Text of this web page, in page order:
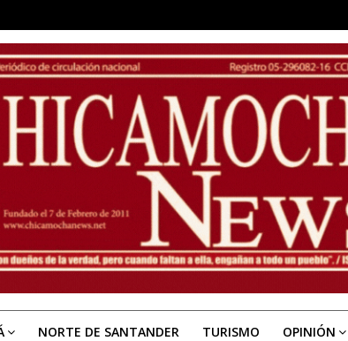
NORTE DE SANTANDER TURISMO OPINIÓN